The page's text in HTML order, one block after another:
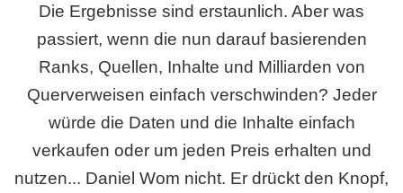
Die Ergebnisse sind erstaunlich. Aber was
passiert, wenn die nun darauf basierenden
Ranks, Quellen, Inhalte und Milliarden von
Querverweisen einfach verschwinden? Jeder
würde die Daten und die Inhalte einfach
verkaufen oder um jeden Preis erhalten und
nutzen... Daniel Wom nicht. Er drückt den Knopf,